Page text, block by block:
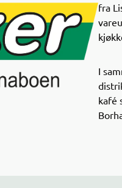
fra
I
kafé